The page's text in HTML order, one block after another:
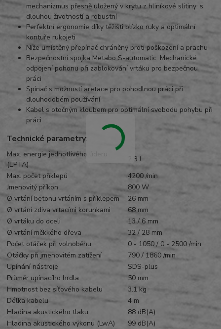
mechanizmus přesně uložený v krytu z hliníkové slitiny: s
dlouhou životností a robustní
Perfektní ergonomie díky těžišti blízko ruky a optimální
kontuře rukojeti
Níže umístěný přepínač chráněný proti poškození a prachu
Bezpečnostní spojka Metabo S-automatic: Mechanické
odpojení pohonu při zablokování vrtáku pro bezpečnou
práci
Spínač s možností aretace pro pohodlnou práci při
dlouhodobém používání
Kabel s otočným kloubem pro optimální svobodu pohybu při
práci
Technické parametry:
Max. energie jednotlivého úderu
(EPTA)
2.8 J
Max. počet příklepů
4200 /min
Jmenovitý příkon
800 W
Ø vrtání betonu vrtáním s příklepem
26 mm
Ø vrtání zdiva vrtacími korunkami
68 mm
Ø vrtáku do oceli
13 / 6 mm
Ø vrtání měkkého dřeva
32 / 28 mm
Počet otáček při volnoběhu
0 - 1050 / 0 - 2500 /min
Otáčky při jmenovitém zatížení
790 / 1860 /min
Upínání nástroje
SDS-plus
Průměr upínacího hrdla
50 mm
Hmotnost bez síťového kabelu
3.1 kg
Délka kabelu
4 m
Hladina akustického tlaku
88 dB(A)
Hladina akustického výkonu (LwA)
99 dB(A)